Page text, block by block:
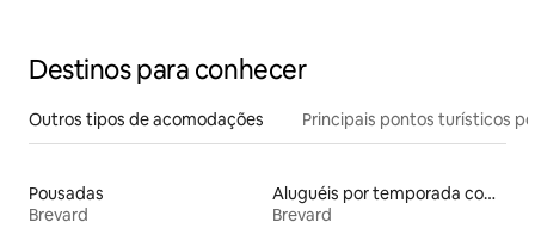
Destinos para conhecer
Outros tipos de acomodações Principais pontos turísticos
Pousadas
Brevard
Aluguéis por temporada com caiaque
Brevard